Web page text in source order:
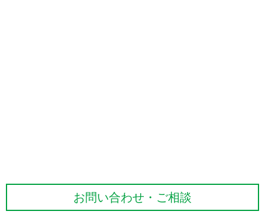
お問い合わせ・ご相談